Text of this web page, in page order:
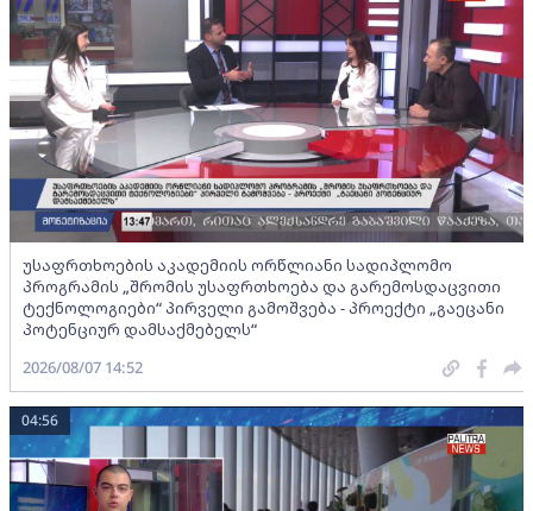
უსაფრთხოების აკადემიის ორწლიანი სადიპლომო
პროგრამის „შრომის უსაფრთხოება და გარემოსდაცვითი
ტექნოლოგიები“ პირველი გამოშვება - პროექტი „გაეცანი
პოტენციურ დამსაქმებელს“
2026/08/07 14:52
04:56